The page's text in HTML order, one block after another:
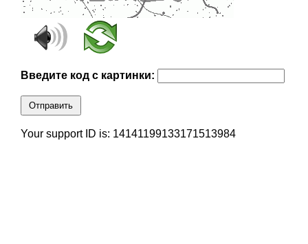
Введите код с картинки:
Отправить
Your support ID is: 14141199133171513984